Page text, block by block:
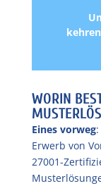
WORIN
Eines vorweg:
Erwerb von
27001-